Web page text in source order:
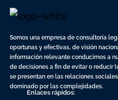
Somos una empresa de consultoría
oportunas y efectivas, de visión
información relevante conducimos a
de decisiones a fin de evitar o reducir
se presentan en las relaciones
dominado por las complejidades.
Enlaces rápidos: